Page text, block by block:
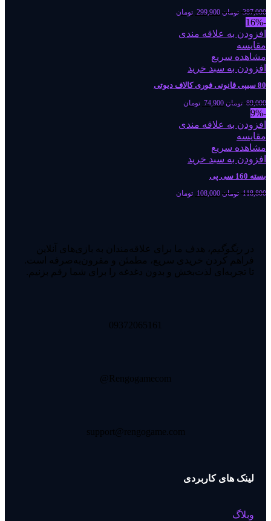
387,000 تومان 299,900 تومان
-16%
افزودن به علاقه مندی
مقایسه
مشاهده سریع
افزودن به سبد خرید
80 سیپی قانونی فوری کالاف دیوتی
89,000 تومان 74,900 تومان
-9%
افزودن به علاقه مندی
مقایسه
مشاهده سریع
افزودن به سبد خرید
بسته 160 سی پی
118,800 تومان 108,000 تومان
در رنگوگیم ، هدف ما برای علاقه‌مندان به بازی‌های آنلاین
فراهم کردن خریدی سریع، مطمئن و مقرون‌به‌صرفه است.
تا تجربه‌ای لذت‌بخش و بدون دغدغه را برای شما رقم بزنیم.
09372065161
Rengogamecom@
support@rengogame.com
لینک های کاربردی
وبلاگ